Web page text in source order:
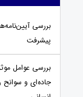
بررسی
پیشرفت
بررسی عوامل
جاده‌ای و سوانح